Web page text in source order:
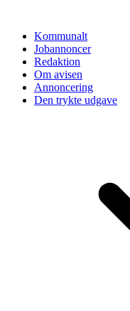
indholdKommunalt
Jobannoncer
Redaktion
Om avisen
Annoncering
Den trykte udgave